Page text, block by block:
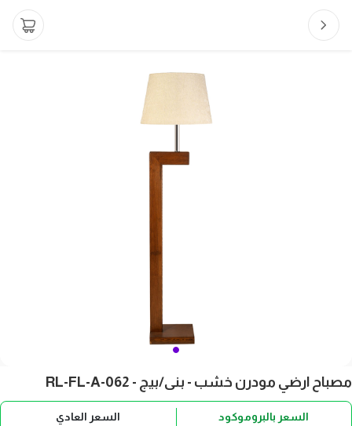
مصباح ارضي مودرن خشب - بنى/بيج - RL-FL-A-062
السعر بالبروموكود السعر العادي